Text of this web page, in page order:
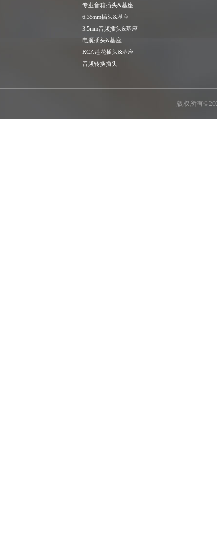
专业音箱插头&基座
6.35mm插头&基座
3.5mm音频插头&基座
电源插头&基座
RCA莲花插头&基座
音频转换插头
版权所有